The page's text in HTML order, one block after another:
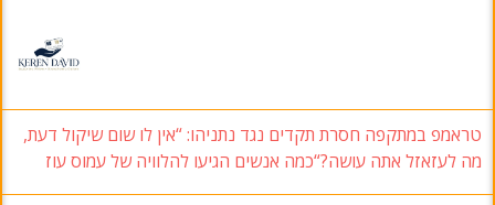
טראמפ במתקפה חסרת תקדים נגד נתניהו: “אין לו שום שיקול דעת,
מה לעזאזל אתה עושה?“כמה אנשים הגיעו להלוויה של עמוס עוז